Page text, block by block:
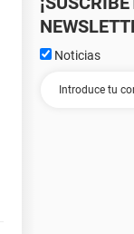
Noticias